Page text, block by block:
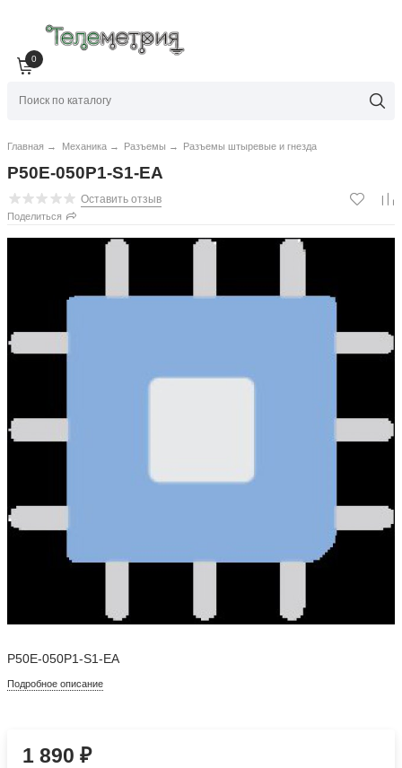
0
Главная → Механика → Разъемы → Разъемы штыревые и гнезда
P50E-050P1-S1-EA
Оставить отзыв
Поделиться
P50E-050P1-S1-EA
Подробное описание
1 890₽